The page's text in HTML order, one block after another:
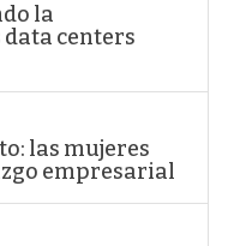
la
centers
las mujeres
empresarial